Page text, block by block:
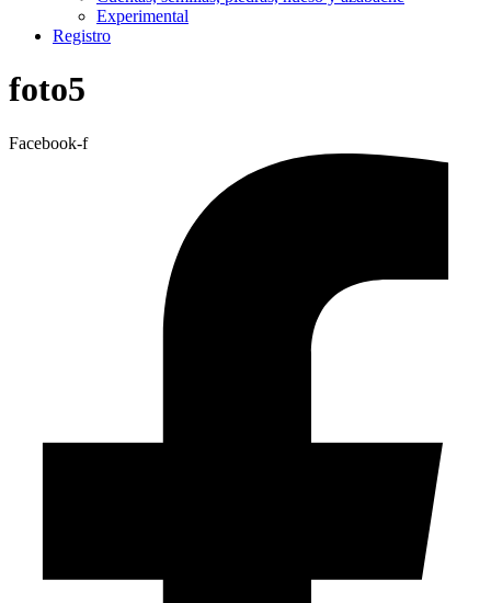
Experimental
Registro
foto5
Facebook-f